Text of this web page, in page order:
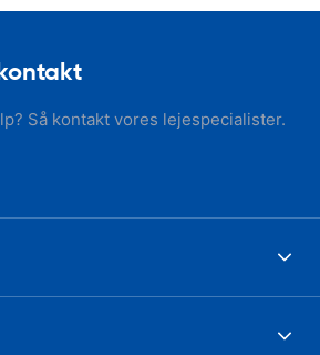
Så kontakt vores lejespecialister.